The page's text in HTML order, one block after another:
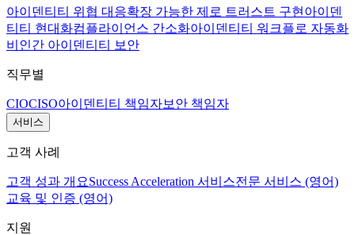
아이덴티티 위협 대응확장 가능한 제로 트러스트 구현 아이덴
티티 현대화컴플라이언스 간소화아이덴티티 워크플로 자동화
비인간 아이덴티티 보안
직무별
CIOCISO아이덴티티 책임자보안 책임자
서비스
고객 사례
고객 성과 개요Success Acceleration 서비스전문 서비스 (영어)
교육 및 인증 (영어)
지원